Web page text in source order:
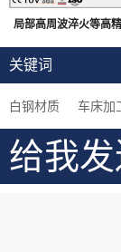
局部高周波淬火等高精
关键词
白钢材质 车床加
给我